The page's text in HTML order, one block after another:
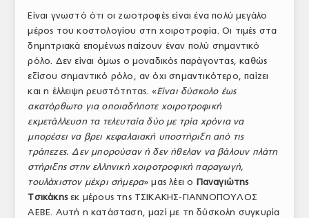
Είναι γνωστό ότι οι ζωοτροφές είναι ένα πολύ μεγάλο
μέρος του κοστολογίου στη χοιροτροφία. Οι τιμές στα
δημητριακά επομένως παίζουν έναν πολύ σημαντικό
ρόλο. Δεν είναι όμως ο μοναδικός παράγοντας, καθώς
εξίσου σημαντικό ρόλο, αν όχι σημαντικότερο, παίζει
και η έλλειψη ρευστότητας. «Είναι δύσκολο έως
ακατόρθωτο για οποιαδήποτε χοιροτροφική
εκμετάλλευση τα τελευταία δύο με τρία χρόνια να
μπορέσει να βρει κεφαλαιακή υποστήριξη από τις
τράπεζες. Δεν μπορούσαν ή δεν ήθελαν να βάλουν πλάτη
στήριξης στην ελληνική χοιροτροφική παραγωγή,
τουλάχιστον μέχρι σήμερα» μας λέει ο Παναγιώτης
Τσικάκηςεκ μέρους της ΤΣΙΚΑΚΗΣ-ΓΙΑΝΝΟΠΟΥΛΟΣ
ΑΕΒΕ. Αυτή η κατάσταση, μαζί με τη δύσκολη συγκυρία